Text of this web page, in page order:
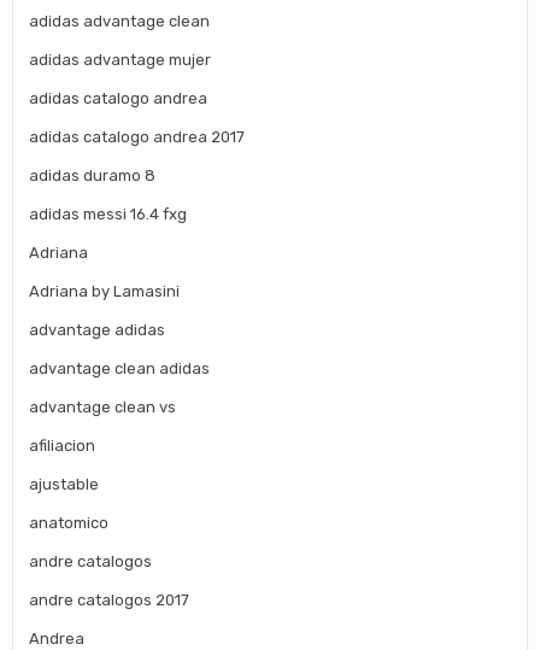
adidas advantage clean
adidas advantage mujer
adidas catalogo andrea
adidas catalogo andrea 2017
adidas duramo 8
adidas messi 16.4 fxg
Adriana
Adriana by Lamasini
advantage adidas
advantage clean adidas
advantage clean vs
afiliacion
ajustable
anatomico
andre catalogos
andre catalogos 2017
Andrea